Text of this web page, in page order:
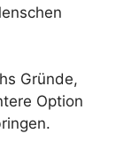
Gründe,
Option